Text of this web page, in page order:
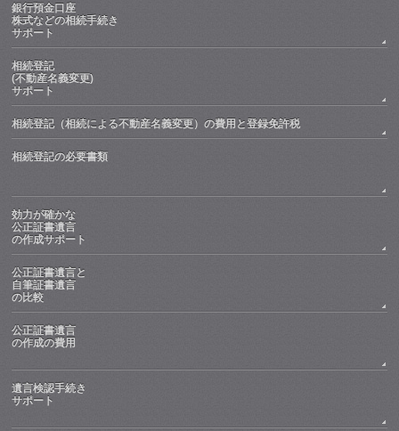
銀行預金口座
株式などの相続手続き
サポート
相続登記
(不動産名義変更)
サポート
相続登記（相続による不動産名義変更）の費用と登録免許税
相続登記の必要書類
効力が確かな
公正証書遺言
の作成サポート
公正証書遺言と
自筆証書遺言
の比較
公正証書遺言
の作成の費用
遺言検認手続き
サポート